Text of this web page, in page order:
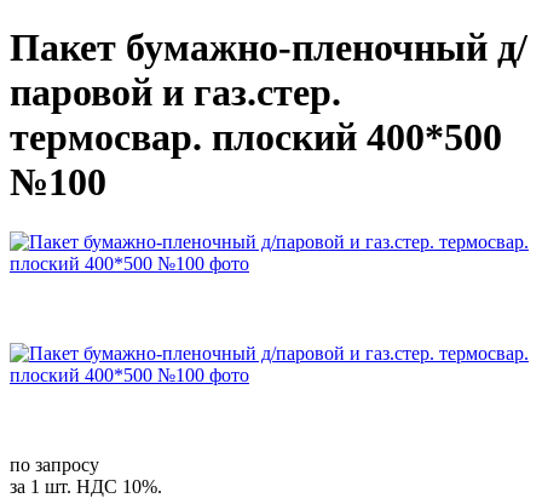
Пакет бумажно-пленочный д/
паровой и газ.стер.
термосвар. плоский 400*500
№100
по запросу
за 1 шт. НДС 10%.